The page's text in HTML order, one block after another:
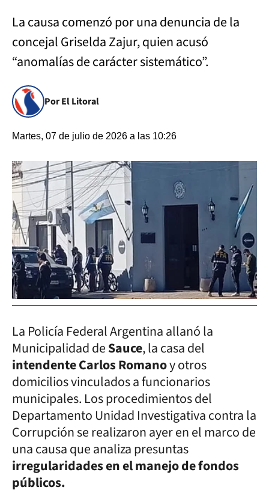
La causa comenzó por una denuncia de la
concejal Griselda Zajur, quien acusó
“anomalías de carácter sistemático”.
Por El Litoral
Martes, 07 de julio de 2026 a las 10:26
La Policía Federal Argentina allanó la
Municipalidad deSauce, la casa del
intendente Carlos Romanoy otros
domicilios vinculados a funcionarios
municipales. Los procedimientos del
Departamento Unidad Investigativa contra la
Corrupción se realizaron ayer en el marco de
una causa que analiza presuntas
irregularidades en el manejo de fondos
públicos.